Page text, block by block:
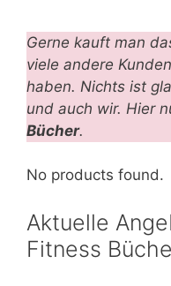
Gerne kauft man
viele andere
haben. Nichts ist
und auch wir. Hier
Bücher.
No products found.
Aktuelle
Fitness